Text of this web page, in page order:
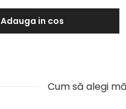
Adauga in cos
Cum să alegi